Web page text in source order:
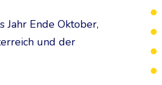
Jahr Ende Oktober,
und der